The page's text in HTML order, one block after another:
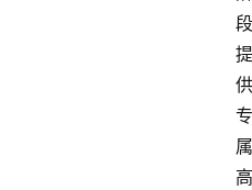
段
提
供
专
属
高